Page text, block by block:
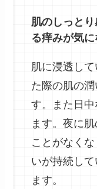
肌のしっと
る痒みが気
肌に浸透し
た際の肌の
す。また日
ます。夜に
ことがなく
いが持続し
ます。